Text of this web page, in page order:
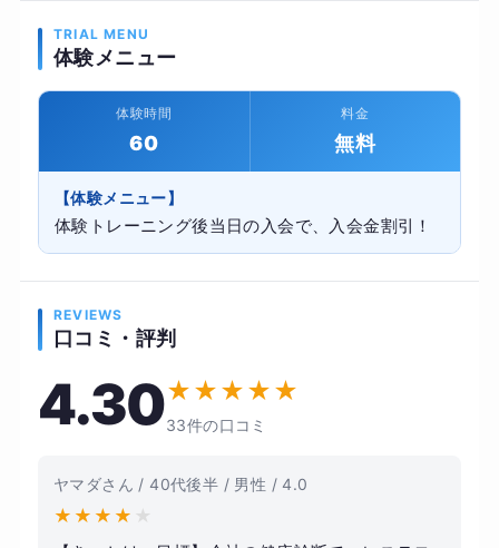
TRIAL MENU
体験メニュー
体験時間
60
料金
無料
【体験メニュー】
体験トレーニング後当日の入会で、入会金割引！
REVIEWS
口コミ・評判
4.30★★★★★
33件の口コミ
ヤマダさん / 40代後半 / 男性 / 4.0
★ ★ ★ ★ ★